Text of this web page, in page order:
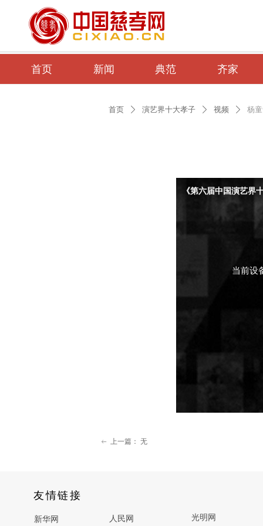
首页 新闻 典范 齐家
首页 ꄲ 演艺界十大孝子 ꄲ 视频 ꄲ 杨
ꂃ 上一篇： 无
人民网 光明网
友情链接
新华网